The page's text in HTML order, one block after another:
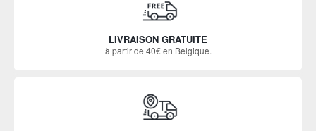
LIVRAISON GRATUITE
à partir de 40€ en Belgique.